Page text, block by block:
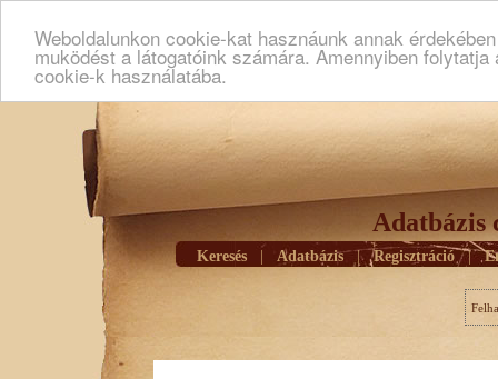
Weboldalunkon cookie-kat hasznáunk annak
muködést a látogatóink számára. Amennyiben
cookie-k használatába.
Adatbázis
Keresés Adatbázis | Regisztráció |